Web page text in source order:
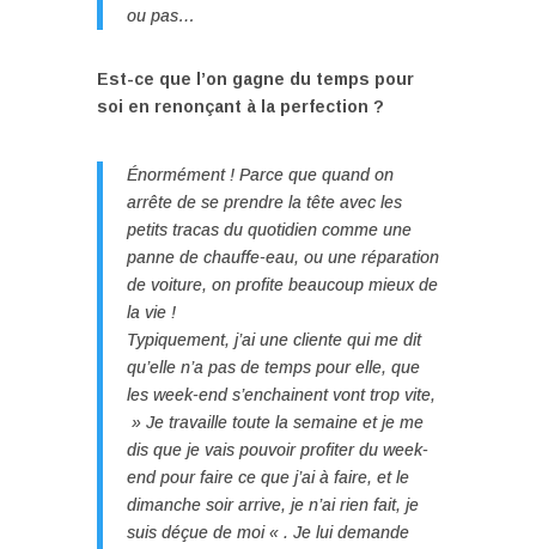
ou pas…
Est-ce que l’on gagne du temps pour
soi en renonçant à la perfection ?
Énormément ! Parce que quand on
arrête de se prendre la tête avec les
petits tracas du quotidien comme une
panne de chauffe-eau, ou une réparation
de voiture, on profite beaucoup mieux de
la vie !
Typiquement, j’ai une cliente qui me dit
qu’elle n’a pas de temps pour elle, que
les week-end s’enchainent vont trop vite,
» Je travaille toute la semaine et je me
dis que je vais pouvoir profiter du week-
end pour faire ce que j’ai à faire, et le
dimanche soir arrive, je n’ai rien fait, je
suis déçue de moi « . Je lui demande